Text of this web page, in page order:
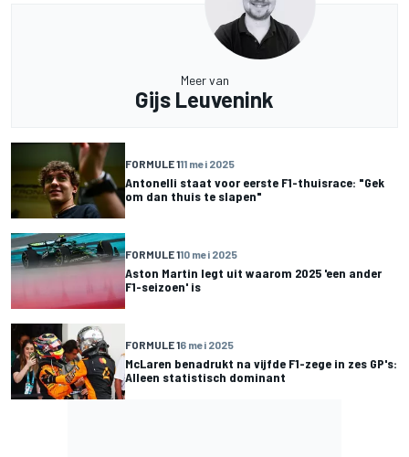
Meer van
Gijs Leuvenink
FORMULE 111 mei 2025
Antonelli staat voor eerste F1-thuisrace: "Gek
om dan thuis te slapen"
FORMULE 110 mei 2025
Aston Martin legt uit waarom 2025 'een ander
F1-seizoen' is
FORMULE 16 mei 2025
McLaren benadrukt na vijfde F1-zege in zes GP's:
Alleen statistisch dominant